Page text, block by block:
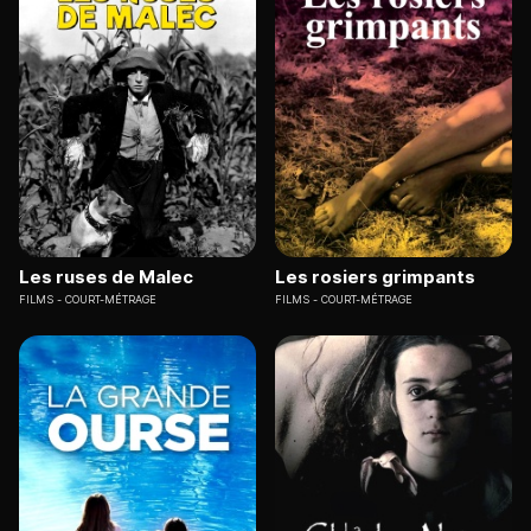
Les ruses de Malec
FILMS COURT-MÉTRAGE
Les rosiers grimpants
FILMS COURT-MÉTRAGE